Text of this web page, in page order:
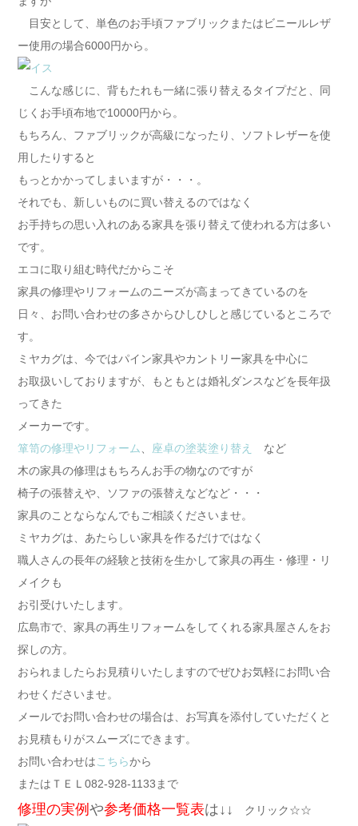
目安として、単色のお手頃ファブリックまたはビニールレザ
ー使用の場合6000円から。
こんな感じに、背もたれも一緒に張り替えるタイプだと、同
じくお手頃布地で10000円から。
もちろん、ファブリックが高級になったり、ソフトレザーを使
用したりすると
もっとかかってしまいますが・・・。
それでも、新しいものに買い替えるのではなく
お手持ちの思い入れのある家具を張り替えて使われる方は多い
です。
エコに取り組む時代だからこそ
家具の修理やリフォームのニーズが高まってきているのを
日々、お問い合わせの多さからひしひしと感じているところで
す。
ミヤカグは、今ではパイン家具やカントリー家具を中心に
お取扱いしておりますが、もともとは婚礼ダンスなどを長年扱
ってきた
メーカーです。
箪笥の修理やリフォーム
座卓の塗装塗り替え
など
木の家具の修理はもちろんお手の物なのですが
椅子の張替えや、ソファの張替えなどなど・・・
家具のことならなんでもご相談くださいませ。
ミヤカグは、あたらしい家具を作るだけではなく
職人さんの長年の経験と技術を生かして家具の再生・修理・リ
メイクも
お引受けいたします。
広島市で、家具の再生リフォームをしてくれる家具屋さんをお
探しの方。
おられましたらお見積りいたしますのでぜひお気軽にお問い合
わせくださいませ。
メールでお問い合わせの場合は、お写真を添付していただくと
お見積もりがスムーズにできます。
お問い合わせは こちらから
またはＴＥＬ082-928-1133まで
修理の実例 や参考価格一覧表は↓↓ クリック☆☆